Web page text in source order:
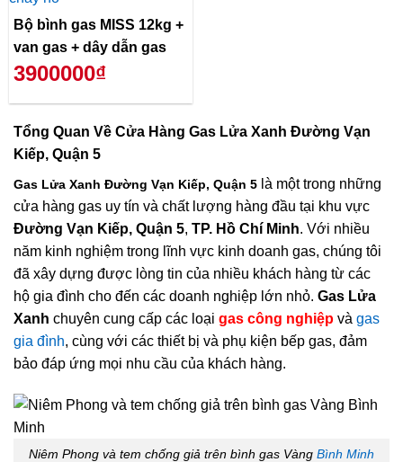
Bộ bình gas MISS 12kg +
van gas + dây dẫn gas
3900000₫
Tổng Quan Về Cửa Hàng Gas Lửa Xanh Đường Vạn
Kiếp, Quận 5
Gas Lửa Xanh Đường Vạn Kiếp, Quận 5 là một trong những
cửa hàng gas uy tín và chất lượng hàng đầu tại khu vực
Đường Vạn Kiếp, Quận 5, TP. Hồ Chí Minh. Với nhiều
năm kinh nghiệm trong lĩnh vực kinh doanh gas, chúng tôi
đã xây dựng được lòng tin của nhiều khách hàng từ các
hộ gia đình cho đến các doanh nghiệp lớn nhỏ. Gas Lửa
Xanh chuyên cung cấp các loại gas công nghiệp và gas
gia đình, cùng với các thiết bị và phụ kiện bếp gas, đảm
bảo đáp ứng mọi nhu cầu của khách hàng.
Niêm Phong và tem chống giả trên bình gas Vàng Bình Minh